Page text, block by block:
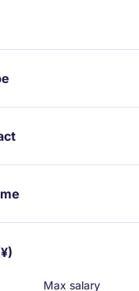
Max salary